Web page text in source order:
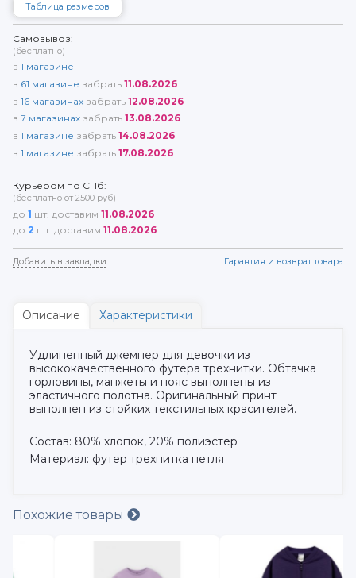
Таблица размеров
Самовывоз:
(бесплатно)
в 1 магазине
в 61 магазине забрать 11.08.2026
в 16 магазинах забрать 12.08.2026
в 7 магазинах забрать 13.08.2026
в 1 магазине забрать 14.08.2026
в 1 магазине забрать 17.08.2026
Курьером по СПб:
(бесплатно от 2500 руб)
до 1 шт. доставим 11.08.2026
до 2 шт. доставим 11.08.2026
Добавить в закладки Гарантия и возврат товара
Описание Характеристики
Удлиненный джемпер для девочки из
высококачественного футера трехнитки. Обтачка
горловины, манжеты и пояс выполнены из
эластичного полотна. Оригинальный принт
выполнен из стойких текстильных красителей.
Состав: 80% хлопок, 20% полиэстер
Материал: футер трехнитка петля
Похожие товары